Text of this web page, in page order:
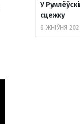
У
сцежку
6 ЖНІЎНЯ